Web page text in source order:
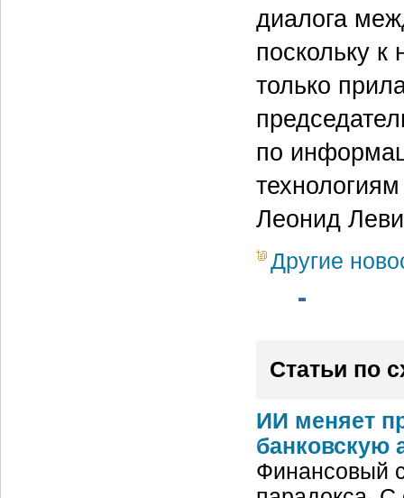
диалога
поскольку
только
по
Леонид
Другие
Статьи по
ИИ меняет
банковскую
Финансовый